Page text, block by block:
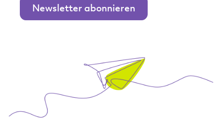
Newsletter abonnieren